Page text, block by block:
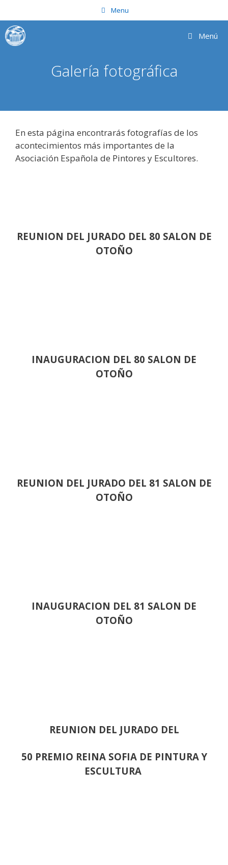
al
contenido
Menu
Menú
Galería fotográfica
En esta página encontrarás fotografías de los
acontecimientos más importantes de la
Asociación Española de Pintores y Escultores.
REUNION DEL JURADO DEL 80 SALON DE
OTOÑO
INAUGURACION DEL 80 SALON DE
OTOÑO
REUNION DEL JURADO DEL 81 SALON DE
OTOÑO
INAUGURACION DEL 81 SALON DE
OTOÑO
REUNION DEL JURADO DEL
50 PREMIO REINA SOFIA DE PINTURA Y
ESCULTURA